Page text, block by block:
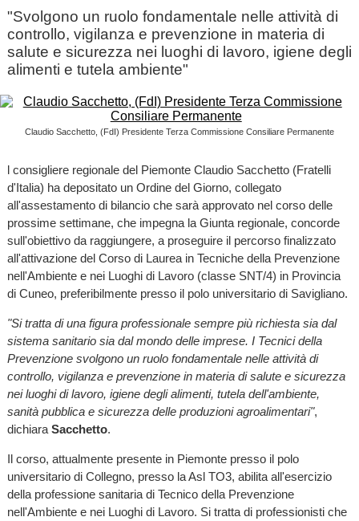
"Svolgono un ruolo fondamentale nelle attività di
controllo, vigilanza e prevenzione in materia di
salute e sicurezza nei luoghi di lavoro, igiene degli
alimenti e tutela ambiente"
Claudio Sacchetto, (FdI) Presidente Terza Commissione Consiliare Permanente
l consigliere regionale del Piemonte Claudio Sacchetto (Fratelli
d'Italia) ha depositato un Ordine del Giorno, collegato
all'assestamento di bilancio che sarà approvato nel corso delle
prossime settimane, che impegna la Giunta regionale, concorde
sull'obiettivo da raggiungere, a proseguire il percorso finalizzato
all'attivazione del Corso di Laurea in Tecniche della Prevenzione
nell'Ambiente e nei Luoghi di Lavoro (classe SNT/4) in Provincia
di Cuneo, preferibilmente presso il polo universitario di Savigliano.
"Si tratta di una figura professionale sempre più richiesta sia dal
sistema sanitario sia dal mondo delle imprese. I Tecnici della
Prevenzione svolgono un ruolo fondamentale nelle attività di
controllo, vigilanza e prevenzione in materia di salute e sicurezza
nei luoghi di lavoro, igiene degli alimenti, tutela dell'ambiente,
sanità pubblica e sicurezza delle produzioni agroalimentari",
dichiara Sacchetto.
Il corso, attualmente presente in Piemonte presso il polo
universitario di Collegno, presso la Asl TO3, abilita all'esercizio
della professione sanitaria di Tecnico della Prevenzione
nell'Ambiente e nei Luoghi di Lavoro. Si tratta di professionisti che